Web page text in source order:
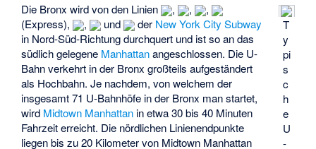
T
y
pi
s
c
h
e
U
-
Die Bronx wird von den Linien , ,
,
(Express),
, und der New York City Subway
in Nord-Süd-Richtung durchquert und ist so an das
südlich gelegene Manhattanangeschlossen. Die U-
Bahn verkehrt in der Bronx großteils aufgeständert
als Hochbahn. Je nachdem, von welchem der
insgesamt 71 U-Bahnhöfe in der Bronx man startet,
wird Midtown Manhattan in etwa 30 bis 40 Minuten
Fahrzeit erreicht. Die nördlichen Linienendpunkte
liegen bis zu 20 Kilometer von Midtown Manhattan